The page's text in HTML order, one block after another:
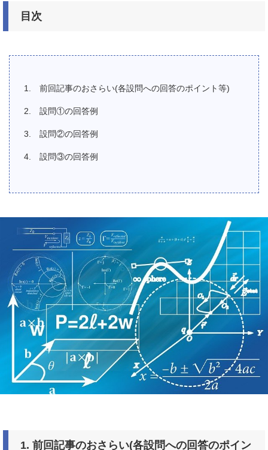
目次
前回記事のおさらい(各設問への回答のポイント等)
設問①の回答例
設問②の回答例
設問③の回答例
1. 前回記事のおさらい(各設問への回答のポイン